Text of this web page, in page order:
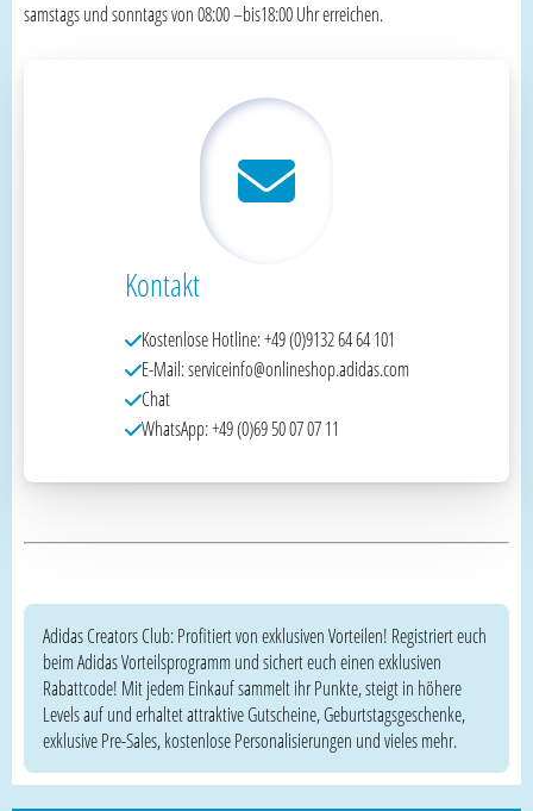
samstags und sonntags von 08:00 –bis18:00 Uhr erreichen.
Kontakt
Kostenlose Hotline: +49 (0)9132 64 64 101
E-Mail: serviceinfo@onlineshop.adidas.com
Chat
WhatsApp: +49 (0)69 50 07 07 11
Adidas Creators Club: Profitiert von exklusiven Vorteilen! Registriert euch
beim Adidas Vorteilsprogramm und sichert euch einen exklusiven
Rabattcode! Mit jedem Einkauf sammelt ihr Punkte, steigt in höhere
Levels auf und erhaltet attraktive Gutscheine, Geburtstagsgeschenke,
exklusive Pre-Sales, kostenlose Personalisierungen und vieles mehr.